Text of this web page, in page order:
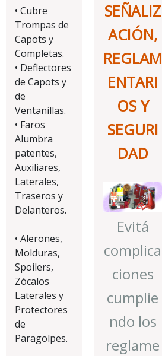
• Cubre
Trompas de
Capots y
Completas.
• Deflectores
de Capots y
de
Ventanillas.
• Faros
Alumbra
patentes,
Auxiliares,
Laterales,
Traseros y
Delanteros.
• Alerones,
Molduras,
Spoilers,
Zócalos
Laterales y
Protectores
de
Paragolpes.
SEÑALIZ
ACIÓN,
REGLAM
ENTARI
OS Y
SEGURI
DAD
Evitá
complica
ciones
cumplie
ndo los
reglame